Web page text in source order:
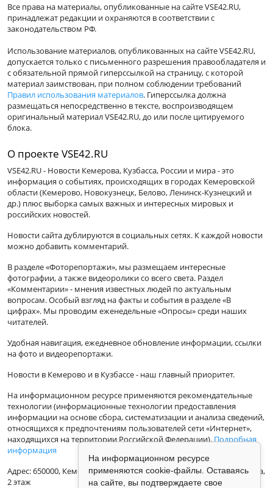
Все права на материалы, опубликованные на сайте VSE42.RU,
принадлежат редакции и охраняются в соответствии с
законодательством РФ.
Использование материалов, опубликованных на сайте VSE42.RU,
допускается только с письменного разрешения правообладателя и
с обязательной прямой гиперссылкой на страницу, с которой
материал заимствован, при полном соблюдении требований
Правил использования материалов. Гиперссылка должна
размещаться непосредственно в тексте, воспроизводящем
оригинальный материал VSE42.RU, до или после цитируемого
блока.
О проекте VSE42.RU
VSE42.RU - Новости Кемерова, Кузбасса, России и мира - это
информация о событиях, происходящих в городах Кемеровской
области (Кемерово, Новокузнецк, Белово, Ленинск-Кузнецкий и
др.) плюс выборка самых важных и интересных мировых и
российских новостей.
Новости сайта дублируются в социальных сетях. К каждой новости
можно добавить комментарий.
В разделе «Фоторепортажи», мы размещаем интересные
фотографии, а также видеоролики со всего света. Раздел
«Комментарии» - мнения известных людей по актуальным
вопросам. Особый взгляд на факты и события в разделе «В
цифрах». Мы проводим еженедельные «Опросы» среди наших
читателей.
Удобная навигация, ежедневное обновление информации, ссылки
на фото и видеорепортажи.
Новости в Кемерово и в Кузбассе - наш главный приоритет.
На информационном ресурсе применяются рекомендательные
технологии (информационные технологии предоставления
информации на основе сбора, систематизации и анализа сведений,
относящихся к предпочтениям пользователей сети «Интернет»,
находящихся на территории Российской Федерации).Подробная
информация
Адрес: 650000, Кемеровская Область, г.Кемерово, ул.Кузбасская 33а,
2 этаж
На информационном ресурсе
применяются cookie-файлы. Оставаясь
на сайте, вы подтверждаете свое